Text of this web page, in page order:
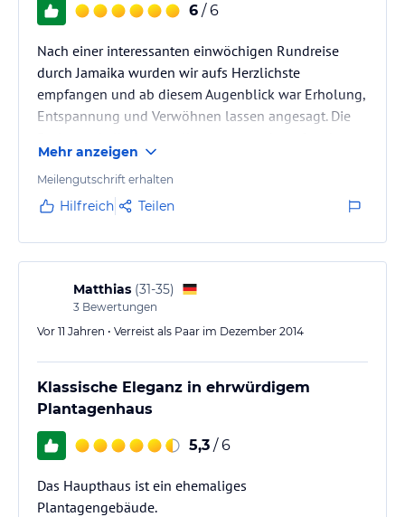
6 / 6
Nach einer interessanten einwöchigen Rundreise
durch Jamaika wurden wir aufs Herzlichste
empfangen und ab diesem Augenblick war Erholung,
Entspannung und Verwöhnen lassen angesagt. Die
und zuvorkommend und versuchten so, unseren
Urlaub zu einem unvergesslichen Erlebnis werden zu
lassen. Es ist ihnen gelungen.
Mehr anzeigen
Meilengutschrift erhalten
Hilfreich Teilen
Matthias (31-35)
3 Bewertungen
Vor 11 Jahren • Verreist als Paar im Dezember 2014
Klassische Eleganz in ehrwürdigem
Plantagenhaus
5,3 / 6
Das Haupthaus ist ein ehemaliges
Plantagengebäude.